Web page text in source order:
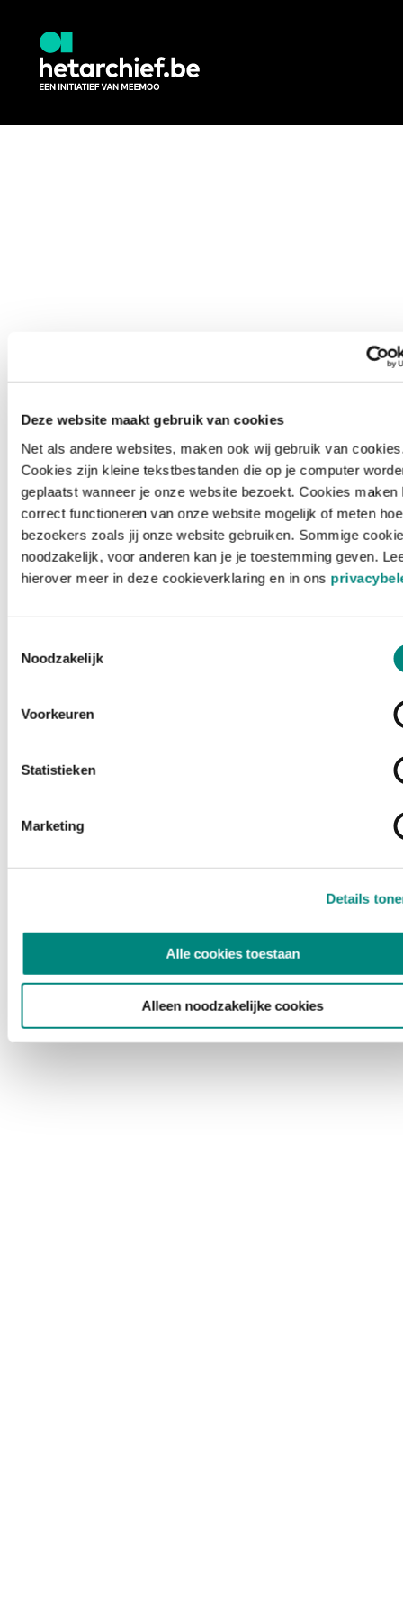
Deze website maakt gebruik van cookies
Net als andere websites, maken ook wij gebruik van
Cookies zijn kleine tekstbestanden die op je computer
geplaatst wanneer je onze website bezoekt. Cookies maken
correct functioneren van onze website mogelijk of meten hoe
bezoekers zoals jij onze website gebruiken. Sommige
noodzakelijk, voor anderen kan je je toestemming geven.
hierover meer in deze cookieverklaring en in ons
Noodzakelijk
Voorkeuren
Statistieken
Marketing
Details
Alle cookies toestaan
Alleen noodzakelijke cookies